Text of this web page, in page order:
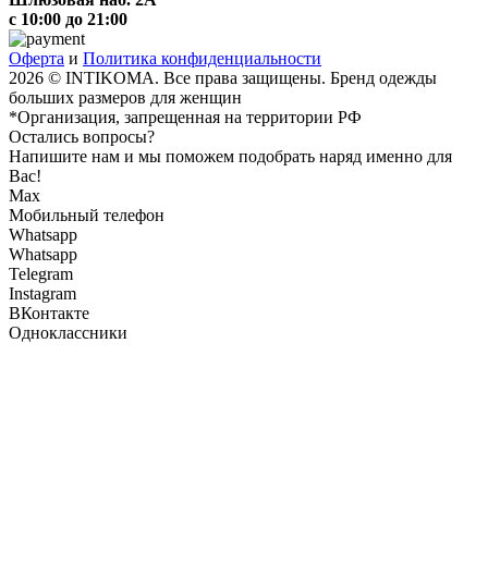
с 10:00 до 21:00
Оферта и Политика конфиденциальности
2026 © INTIKOMA. Все права защищены. Бренд одежды
больших размеров для женщин
*Организация, запрещенная на территории РФ
Остались вопросы?
Напишите нам и мы поможем подобрать наряд именно для
Вас!
Max
Мобильный телефон
Whatsapp
Whatsapp
Telegram
Instagram
ВКонтакте
Одноклассники